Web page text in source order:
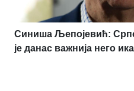
Синиша Љепојевић:
је данас важнија него